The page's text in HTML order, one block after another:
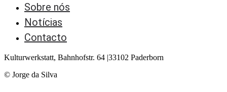
Sobre nós
Notícias
Contacto
Kulturwerkstatt, Bahnhofstr. 64 |33102 Paderborn
© Jorge da Silva